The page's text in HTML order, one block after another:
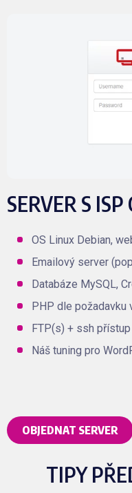
SERVER S
OS Linux Debian,
Emailový server
Databáze MySQL,
PHP dle požadavku
FTP(s) + ssh
Náš tuning pro
OBJEDNAT SERVER
TIPY